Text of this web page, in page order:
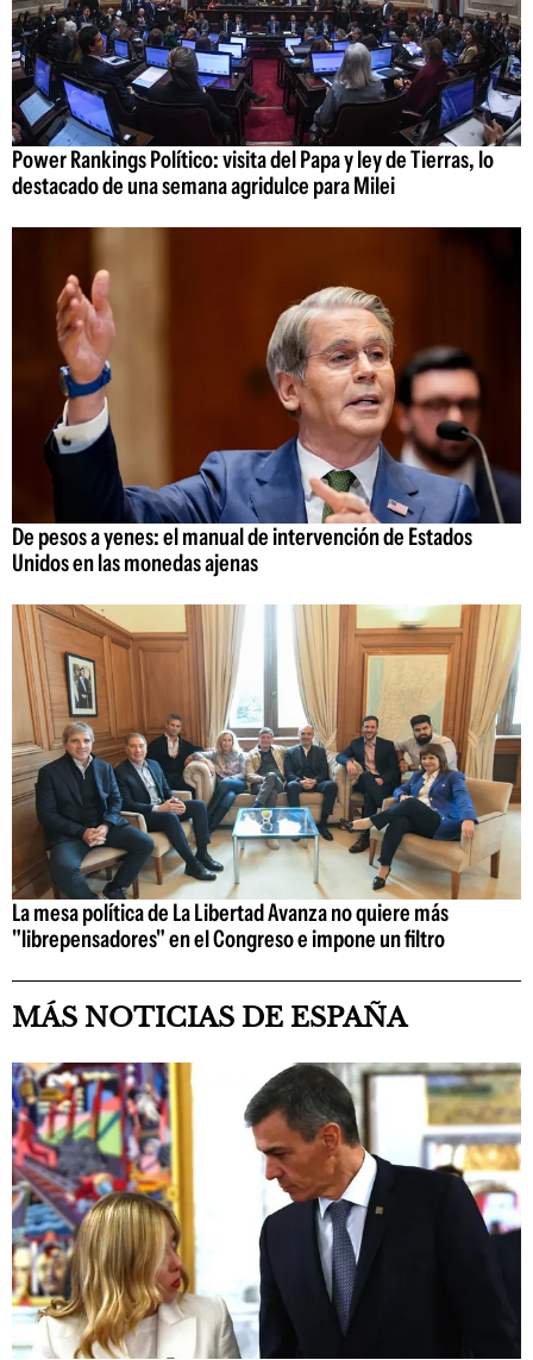
Power Rankings Político: visita del Papa y ley de Tierras, lo
destacado de una semana agridulce para Milei
De pesos a yenes: el manual de intervención de Estados
Unidos en las monedas ajenas
La mesa política de La Libertad Avanza no quiere más
"librepensadores" en el Congreso e impone un filtro
MÁS NOTICIAS DE ESPAÑA